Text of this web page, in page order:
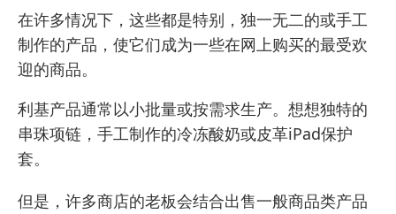
在许多情况下，这些都是特别，独一无二的或手工
制作的产品，使它们成为一些在网上购买的最受欢
迎的商品。
利基产品通常以小批量或按需求生产。想想独特的
串珠项链，手工制作的冷冻酸奶或皮革iPad保护
套。
但是，许多商店的老板会结合出售一般商品类产品